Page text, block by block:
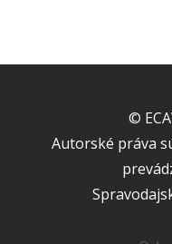
©
Autorské práva